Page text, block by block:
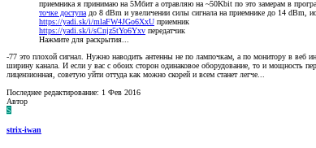
приемника я принимаю на 5Мбит а отравляю на ~50Kbit по это замерам в
точке доступа до 8 dBm и увеличении силы сигнала на приемнике до 14 dBm,
https://yadi.sk/i/mlaFW4JGo6XxU приемник
https://yadi.sk/i/sCnjz5tYo6Yxv передатчик
Нажмите для раскрытия...
-77 это плохой сигнал. Нужно наводить антенны не по лампочкам, а по монитору в веб
ширину канала. И если у вас с обоих сторон одинаковое оборудование, то и мощность
лицензионная, советую уйти оттуда как можно скорей и всем станет легче...
Последнее редактирование: 1 Фев 2016
Автор
S
strix-iwan